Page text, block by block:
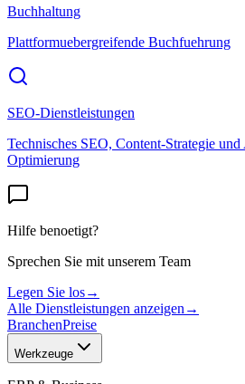
Buchhaltung
Plattformuebergreifende Buchfuehrung
SEO-Dienstleistungen
Technisches SEO, Content-Strategie
Optimierung
Hilfe benoetigt?
Sprechen Sie mit unserem Team
Legen Sie los→
Alle Dienstleistungen anzeigen →
BranchenPreise
Werkzeuge